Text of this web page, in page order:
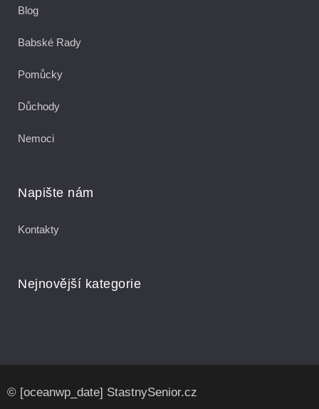
Blog
Babské Rady
Pomůcky
Důchody
Nemoci
Napište nám
Kontakty
Nejnovější kategorie
© [oceanwp_date] StastnySenior.cz